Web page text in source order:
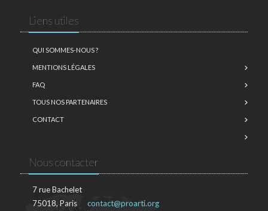
Liens utiles
QUI SOMMES-NOUS ?
MENTIONS LÉGALES
FAQ
TOUS NOS PARTENAIRES
CONTACT
Nous contacter
7 rue Bachelet
75018, Paris
contact@proarti.org